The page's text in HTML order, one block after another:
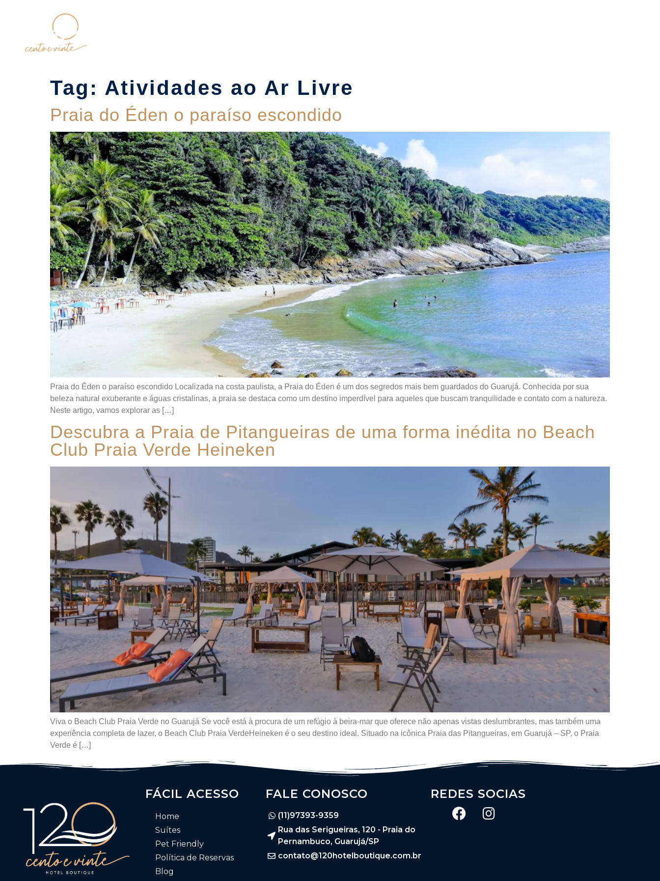
Tag: Atividades ao Ar Livre
Praia do Éden o paraíso escondido
Praia do Éden o paraíso escondido Localizada na costa paulista, a Praia do Éden é um dos segredos mais bem guardados do Guarujá. Conhecida por sua
beleza natural exuberante e águas cristalinas, a praia se destaca como um destino imperdível para aqueles que buscam tranquilidade e contato com a natureza.
Neste artigo, vamos explorar as […]
Descubra a Praia de Pitangueiras de uma forma inédita no Beach
Club Praia Verde Heineken
Viva o Beach Club Praia Verde no Guarujá Se você está à procura de um refúgio à beira-mar que oferece não apenas vistas deslumbrantes, mas também uma
experiência completa de lazer, o Beach Club Praia VerdeHeineken é o seu destino ideal. Situado na icônica Praia das Pitangueiras, em Guarujá – SP, o Praia
Verde é […]
FÁCIL ACESSO
Home
Suítes
Pet Friendly
Política de Reservas
Blog
FALE CONOSCO
(11)97393-9359
Rua das Serigueiras, 120 - Praia do
Pernambuco, Guarujá/SP
contato@120hotelboutique.com.br
REDES SOCIAS